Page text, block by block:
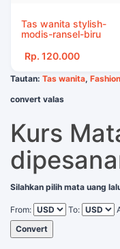
Tas wanita stylish-
modis-ransel-biru
Rp. 120.000
Tautan: Tas wanita,
convert valas
Kurs
Silahkan pilih mata uang
From: To:
Convert